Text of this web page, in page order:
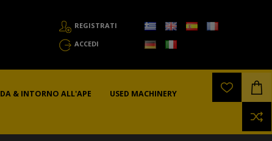
REGISTRATI
ACCEDI
DA & INTORNO ALL'APE
USED MACHINERY